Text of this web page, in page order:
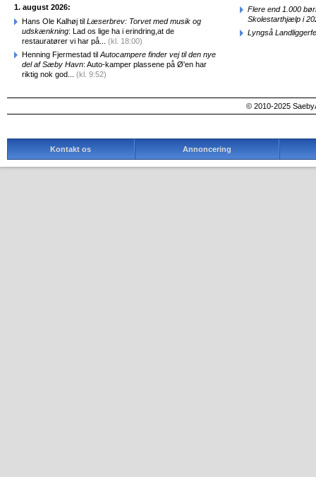
1. august 2026:
Hans Ole Kalhøj til Læserbrev: Torvet med musik og
udskænkning: Lad os lige ha i erindring,at de
restauratører vi har på... (kl. 18:00)
Henning Fjermestad til Autocampere finder vej til den nye
del af Sæby Havn: Auto-kamper plassene på Ø'en har
riktig nok god... (kl. 9:52)
Flere end 1.000
Skolestarthjælp i
Lyngså
© 2010-2025
Kontakt os Annoncering